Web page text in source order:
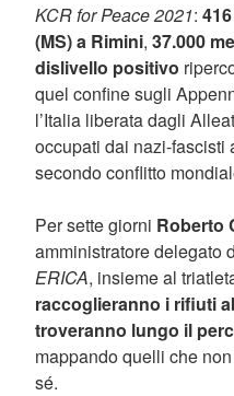
KCR for Peace 2021:
(MS) a Rimini, 37.000
dislivello positivo
quel confine sugli
l’Italia liberata dagli
occupati dai nazi-fascisti
secondo conflitto
Per sette giorni Roberto
amministratore delegato
ERICA, insieme al
raccoglieranno i rifiuti
troveranno lungo il
mappando quelli che
sé.